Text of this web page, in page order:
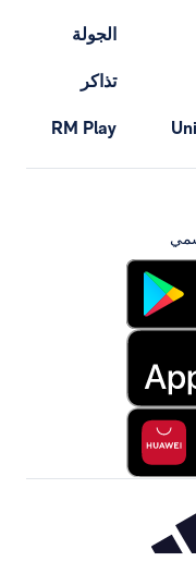
RM Play